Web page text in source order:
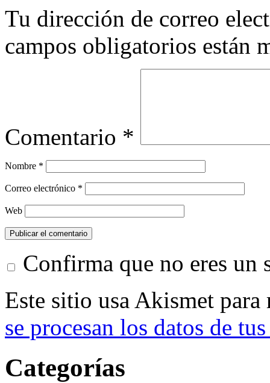
Tu dirección de correo
campos obligatorios están
Comentario *
Nombre *
Correo electrónico *
Web
Confirma que no eres un
Este sitio usa Akismet
se procesan los datos de
Categorías